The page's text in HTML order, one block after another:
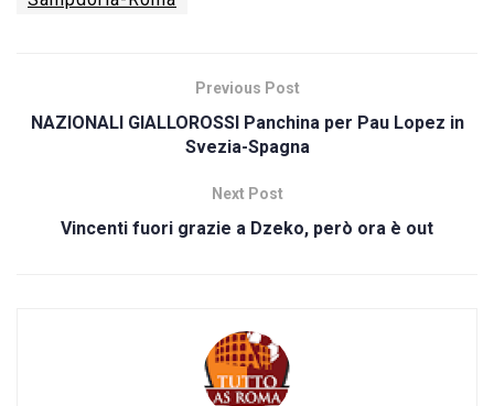
Previous Post
NAZIONALI GIALLOROSSI Panchina per Pau Lopez in
Svezia-Spagna
Next Post
Vincenti fuori grazie a Dzeko, però ora è out